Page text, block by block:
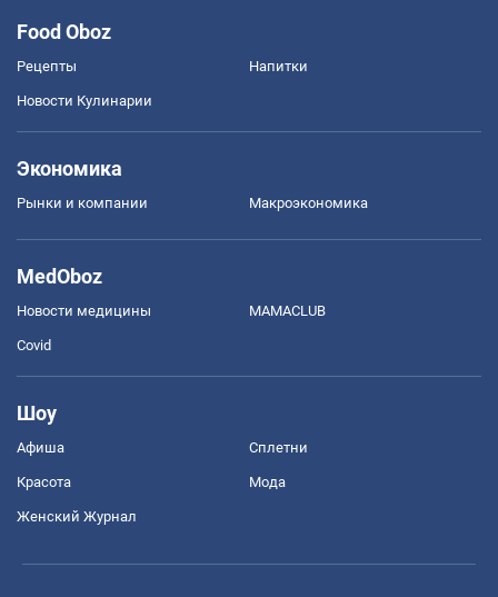
Food Oboz
Рецепты Напитки
Новости Кулинарии
Экономика
Рынки и компании Mакроэкономика
MedOboz
Новости медицины MAMACLUB
Covid
Шоу
Афиша Сплетни
Красота Мода
Женский Журнал